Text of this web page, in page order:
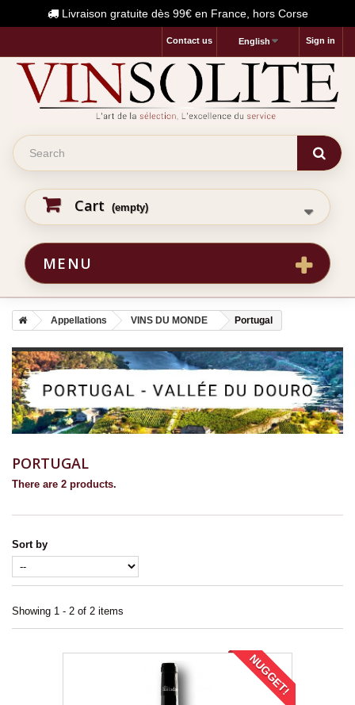
Livraison gratuite dès 99€ en France, hors Corse
Sign in
English
Contact us
Cart (empty)
MENU
Appellations VINS DU MONDE Portugal
PORTUGAL
There are 2 products.
Sort by
Showing 1 - 2 of 2 items
NUGGET!